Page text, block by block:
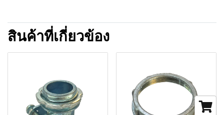
สินค้าที่เกี่ยวข้อง